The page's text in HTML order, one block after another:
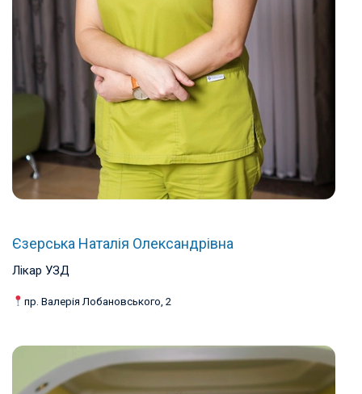
Єзерська Наталія Олександрівна
Лікар УЗД
пр. Валерія Лобановського, 2